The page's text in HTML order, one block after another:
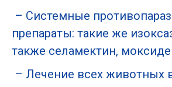
– Системные
препараты: такие же
также селамектин,
– Лечение всех животных